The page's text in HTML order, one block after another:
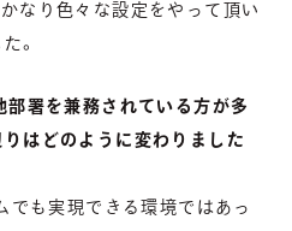
なり色々な設定をやって頂い
。
署を兼務されている方が多
はどのように変わりました
でも実現できる環境ではあっ